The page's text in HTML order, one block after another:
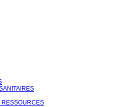
RESSOURCES